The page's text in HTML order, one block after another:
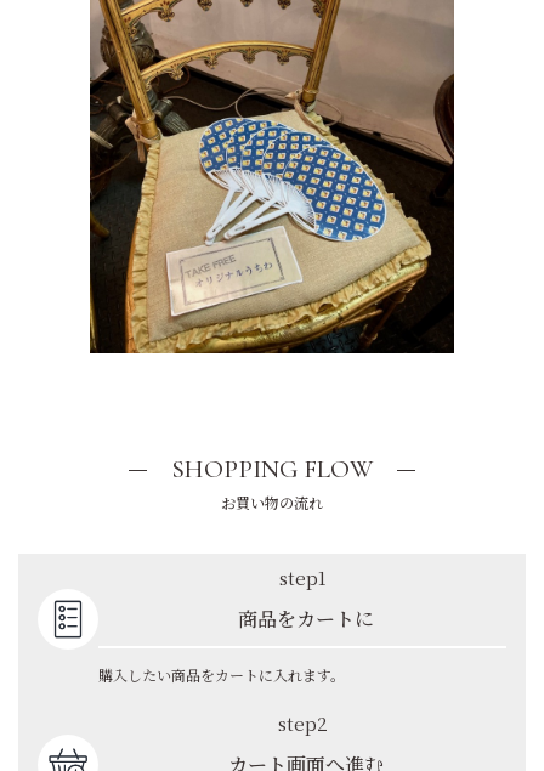
SHOPPING FLOW
お買い物の流れ
step1
商品をカートに
購入したい商品をカートに入れます。
step2
カート画面へ進む